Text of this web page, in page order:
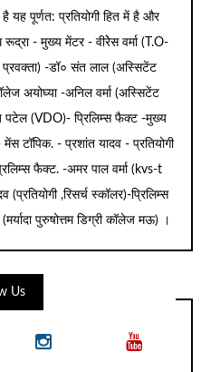
है यह पूर्णत: प्रतियोगी हित में है और
- मुख्य मेंटर - वीरेेस वर्मा (T.O-
-डॉ० संत लाल (अस्सिटेंट
अयोघ्या -अनिल वर्मा (अस्सिटेंट
पटेल (VDO)- प्रिलिम्स फैक्ट -मुख्य
टॉपिक. - प्रशांत यादव - प्रतियोगी
फैक्ट. -अमर पाल वर्मा (kvs-t
,रिसर्च स्कॉलर)-प्रिलिम्स
पुरुषोत्तम डिग्री कॉलेज मऊ) ।
Us